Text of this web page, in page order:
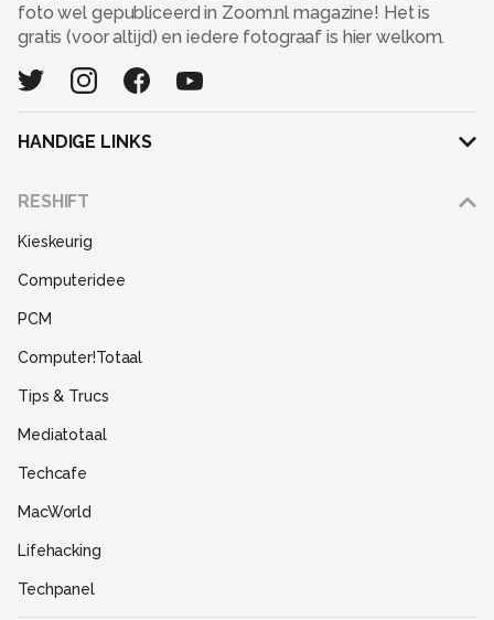
foto wel gepubliceerd in Zoom.nl magazine! Het is
gratis (voor altijd) en iedere fotograaf is hier welkom.
HANDIGE LINKS
RESHIFT
Kieskeurig
Computeridee
PCM
Computer!Totaal
Tips & Trucs
Mediatotaal
Techcafe
MacWorld
Lifehacking
Techpanel